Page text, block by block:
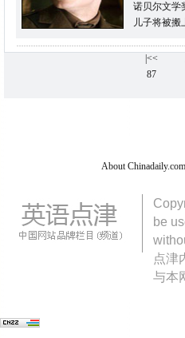
诺贝尔文学
儿子将被
|<<
87
About
be
点津
与本